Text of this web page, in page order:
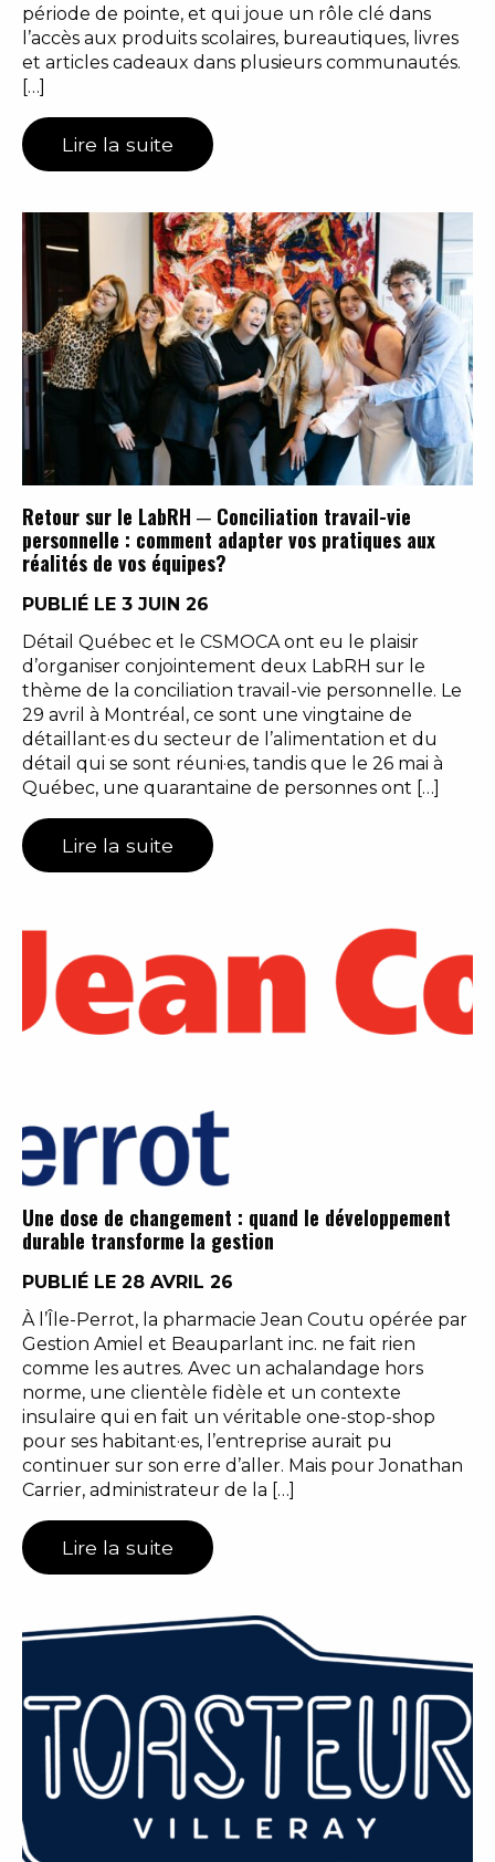
période de pointe, et qui joue un rôle clé dans
l’accès aux produits scolaires, bureautiques, livres
et articles cadeaux dans plusieurs communautés.
[…]
Lire la suite
Retour sur le LabRH ─ Conciliation travail-vie
personnelle : comment adapter vos pratiques aux
réalités de vos équipes?
PUBLIÉ LE 3 JUIN 26
Détail Québec et le CSMOCA ont eu le plaisir
d’organiser conjointement deux LabRH sur le
thème de la conciliation travail-vie personnelle. Le
29 avril à Montréal, ce sont une vingtaine de
détaillant·es du secteur de l’alimentation et du
détail qui se sont réuni·es, tandis que le 26 mai à
Québec, une quarantaine de personnes ont […]
Lire la suite
Une dose de changement : quand le développement
durable transforme la gestion
PUBLIÉ LE 28 AVRIL 26
À l’Île-Perrot, la pharmacie Jean Coutu opérée par
Gestion Amiel et Beauparlant inc. ne fait rien
comme les autres. Avec un achalandage hors
norme, une clientèle fidèle et un contexte
insulaire qui en fait un véritable one-stop-shop
pour ses habitant·es, l’entreprise aurait pu
continuer sur son erre d’aller. Mais pour Jonathan
Carrier, administrateur de la […]
Lire la suite